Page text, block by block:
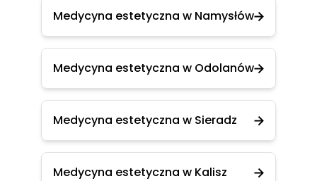
Medycyna estetyczna w Namysłów
Medycyna estetyczna w Odolanów
Medycyna estetyczna w Sieradz
Medycyna estetyczna w Kalisz